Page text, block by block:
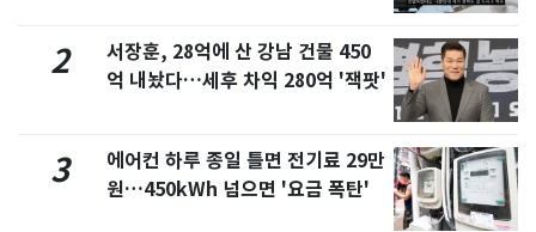
2
서장훈, 28억에 산 강남 건물 450
억 내놨다…세후 차익 280억 '잭팟'
3
에어컨 하루 종일 틀면 전기료 29만
원…450kWh 넘으면 '요금 폭탄'